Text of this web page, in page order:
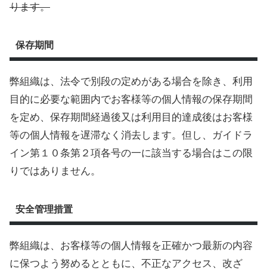
ります。
保存期間
弊組織は、法令で別段の定めがある場合を除き、利用
目的に必要な範囲内でお客様等の個人情報の保存期間
を定め、保存期間経過後又は利用目的達成後はお客様
等の個人情報を遅滞なく消去します。但し、ガイドラ
イン第１０条第２項各号の一に該当する場合はこの限
りではありません。
安全管理措置
弊組織は、お客様等の個人情報を正確かつ最新の内容
に保つよう努めるとともに、不正なアクセス、改ざ